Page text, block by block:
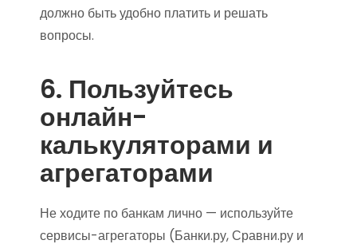
должно быть удобно платить и решать
вопросы.
6. Пользуйтесь
онлайн-
калькуляторами и
агрегаторами
Не ходите по банкам лично — используйте
сервисы-агрегаторы (Банки.ру, Сравни.ру и